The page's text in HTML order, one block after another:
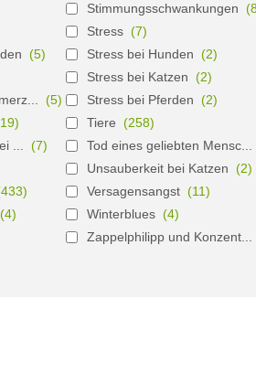
(5)
(5)
...
(7)
(4)
Stimmungsschwankungen
Stress (7)
Stress bei Hunden (2)
Stress bei Katzen (2)
Stress bei Pferden (2)
Tiere (258)
Tod eines geliebten Mensc...
Unsauberkeit bei Katzen (2)
Versagensangst (11)
Winterblues (4)
Zappelphilipp und Konzent...